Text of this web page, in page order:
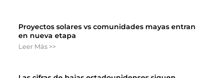
Proyectos solares vs comunidades mayas entran
en nueva etapa
Leer Más >>